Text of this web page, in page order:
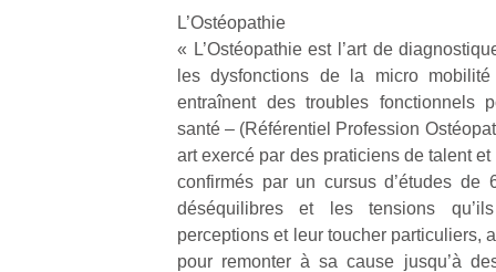
L’Ostéopathie
« L’Ostéopathie est l’art de
les dysfonctions de la micro
entraînent des troubles fonctionnels
santé – (Référentiel Profession
art exercé par des praticiens de talent
confirmés par un cursus d’études de
déséquilibres et les tensions
perceptions et leur toucher particuliers,
pour remonter à sa cause jusqu’à